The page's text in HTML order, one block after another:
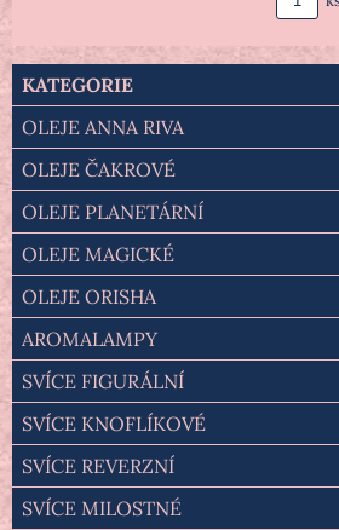
KATEGORIE
OLEJE ANNA RIVA
OLEJE ČAKROVÉ
OLEJE PLANETÁRNÍ
OLEJE MAGICKÉ
OLEJE ORISHA
AROMALAMPY
SVÍCE FIGURÁLNÍ
SVÍCE KNOFLÍKOVÉ
SVÍCE REVERZNÍ
SVÍCE MILOSTNÉ